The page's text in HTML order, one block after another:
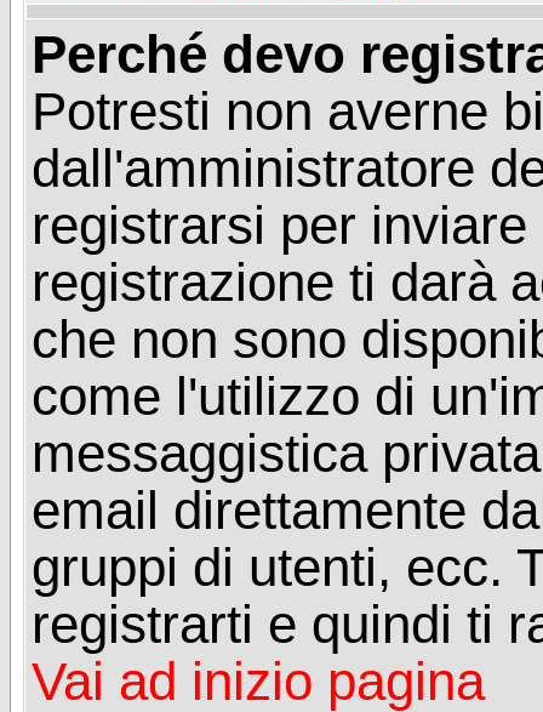
Perché devo
Potresti non averne
dall'amministratore
registrarsi per
registrazione ti darà
che non sono
come l'utilizzo di
messaggistica
email direttamente
gruppi di utenti, ecc.
registrarti e quindi ti
Vai ad inizio pagina